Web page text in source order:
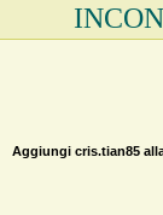
Aggiungi cris.tian85